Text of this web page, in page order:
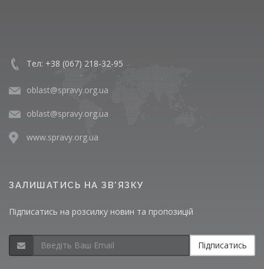
Тел: +38 (067) 218-32-95
oblast@spravy.org.ua
oblast@spravy.org.ua
www.spravy.org.ua
ЗАЛИШАТИСЬ НА ЗВ'ЯЗКУ
Підписатись на розсилку новин та пропозицій
Підписатись